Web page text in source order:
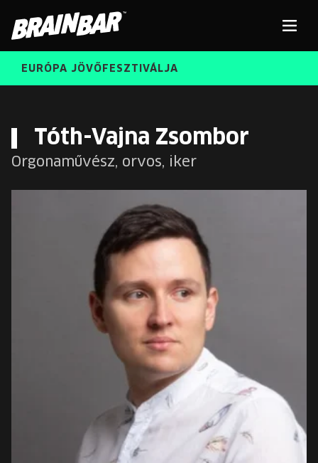
Bar
KORÁBBI ELŐADÓK
BRAIN BAR™ TRIBE
EURÓPA JÖVŐFESZTIVÁLJA
INGYENES DIÁK- ÉS TANÁRREGISZTRÁCIÓ
EURÓPA JÖVŐFESZTIVÁLJA
INGYENES DIÁK- ÉS TANÁRREGISZTRÁCIÓ
Tóth-Vajna Zsombor
Orgonaművész, orvos, iker